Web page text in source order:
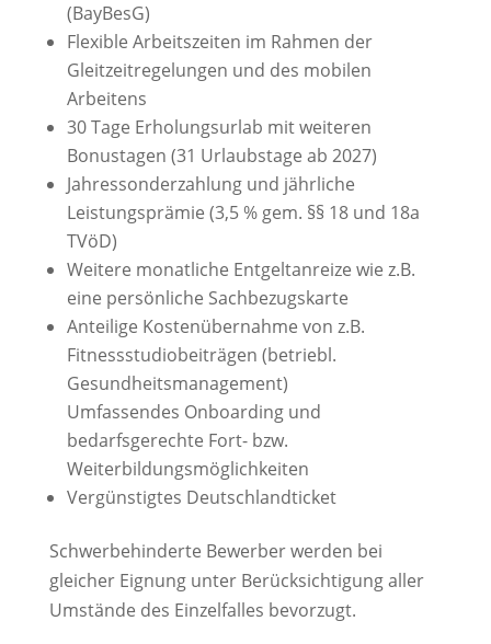
(BayBesG)
Flexible Arbeitszeiten im Rahmen der
Gleitzeitregelungen und des mobilen
Arbeitens
30 Tage Erholungsurlab mit weiteren
Bonustagen (31 Urlaubstage ab 2027)
Jahressonderzahlung und jährliche
Leistungsprämie (3,5 % gem. §§ 18 und 18a
TVöD)
Weitere monatliche Entgeltanreize wie z.B.
eine persönliche Sachbezugskarte
Anteilige Kostenübernahme von z.B.
Fitnessstudiobeiträgen (betriebl.
Gesundheitsmanagement)
Umfassendes Onboarding und
bedarfsgerechte Fort- bzw.
Weiterbildungsmöglichkeiten
Vergünstigtes Deutschlandticket
Schwerbehinderte Bewerber werden bei
gleicher Eignung unter Berücksichtigung aller
Umstände des Einzelfalles bevorzugt.